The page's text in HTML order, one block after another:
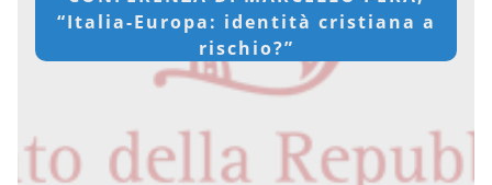
“Italia-Europa: identità cristiana a
rischio?”